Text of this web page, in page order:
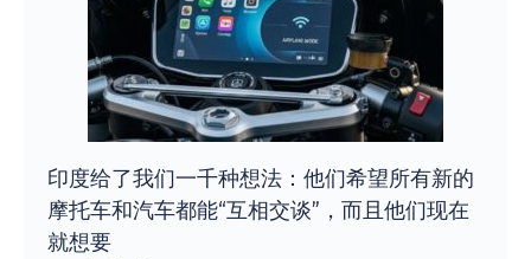
印度给了我们一千种想法：他们希望所有新的
摩托车和汽车都能“互相交谈”，而且他们现在
就想要